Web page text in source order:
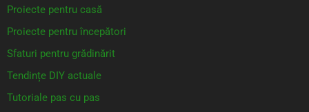
Proiecte pentru casă
Proiecte pentru începători
Sfaturi pentru grădinărit
Tendințe DIY actuale
Tutoriale pas cu pas